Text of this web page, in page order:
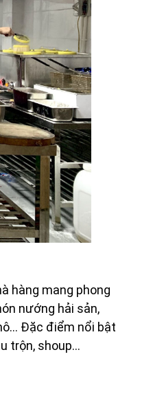
hàng mang phong
nướng hải sản,
Đặc điểm nổi bật
trộn, shoup…